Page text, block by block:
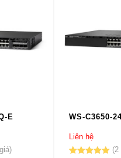
E WS-C3650-
Liên hệ
2